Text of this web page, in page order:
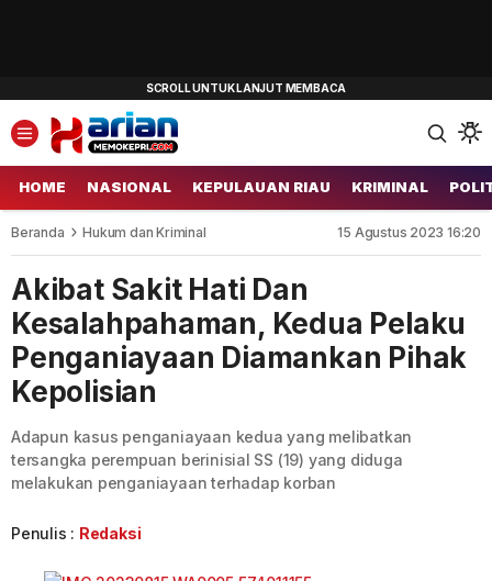
HOME NASIONAL KEPULAUAN RIAU KRIMINAL
Beranda Hukum dan Kriminal 15 Agustus 2023 16:20
Akibat Sakit Hati Dan
Kesalahpahaman, Kedua Pelaku
Penganiayaan Diamankan Pihak
Kepolisian
Adapun kasus penganiayaan kedua yang melibatkan
tersangka perempuan berinisial SS (19) yang diduga
melakukan penganiayaan terhadap korban
Penulis : Redaksi